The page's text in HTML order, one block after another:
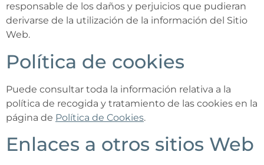
responsable de los daños y perjuicios que pudieran
derivarse de la utilización de la información del Sitio
Web.
Política de cookies
Puede consultar toda la información relativa a la
política de recogida y tratamiento de las cookies en la
página de Política de Cookies.
Enlaces a otros sitios Web